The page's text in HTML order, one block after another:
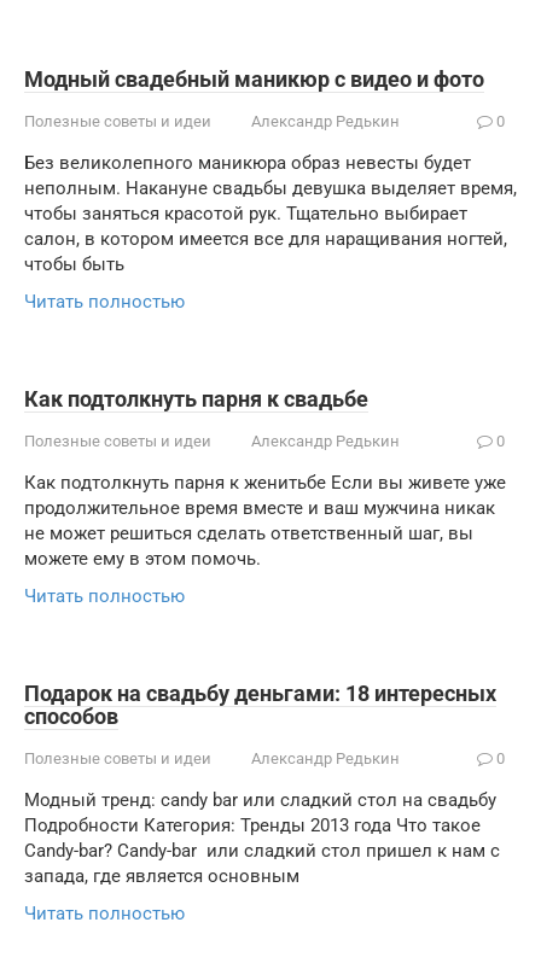
Модный свадебный маникюр с видео и фото
Полезные советы и идеи Александр Редькин 0
Без великолепного маникюра образ невесты будет
неполным. Накануне свадьбы девушка выделяет время,
чтобы заняться красотой рук. Тщательно выбирает
салон, в котором имеется все для наращивания ногтей,
чтобы быть
Читать полностью
Как подтолкнуть парня к свадьбе
Полезные советы и идеи Александр Редькин 0
Как подтолкнуть парня к женитьбе Если вы живете уже
продолжительное время вместе и ваш мужчина никак
не может решиться сделать ответственный шаг, вы
можете ему в этом помочь.
Читать полностью
Подарок на свадьбу деньгами: 18 интересных
способов
Полезные советы и идеи Александр Редькин 0
Модный тренд: candy bar или сладкий стол на свадьбу
Подробности Категория: Тренды 2013 года Что такое
Candy-bar? Candy-bar или сладкий стол пришел к нам с
запада, где является основным
Читать полностью